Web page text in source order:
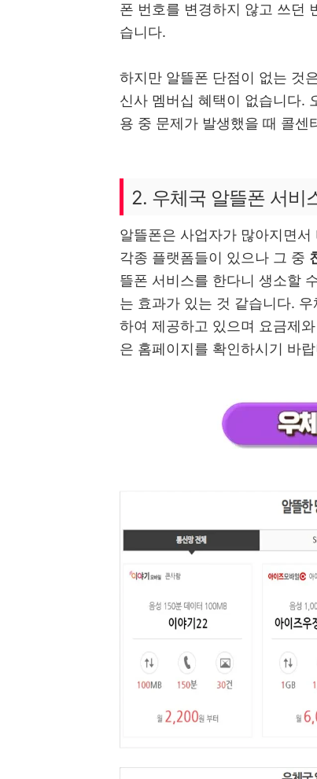
폰 번호를 변경하지 않고 쓰던
습니다.
하지만 알뜰폰 단점이 없는 것
신사 멤버십 혜택이 없습니다.
용 중 문제가 발생했을 때 콜센
2. 우체국 알뜰폰 서비
알뜰폰은 사업자가 많아지면
각종 플랫폼들이 있으나 그 중
뜰폰 서비스를 한다니 생소할
는 효과가 있는 것 같습니다.
하여 제공하고 있으며 요금제
은 홈페이지를 확인하시기 바